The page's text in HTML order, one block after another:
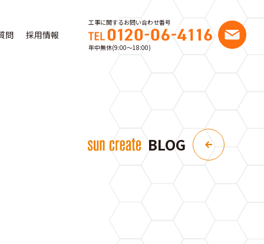
問 採用情報
工事に関するお問い合わせ番号
年中無休(9:00〜18:00)
BLOG